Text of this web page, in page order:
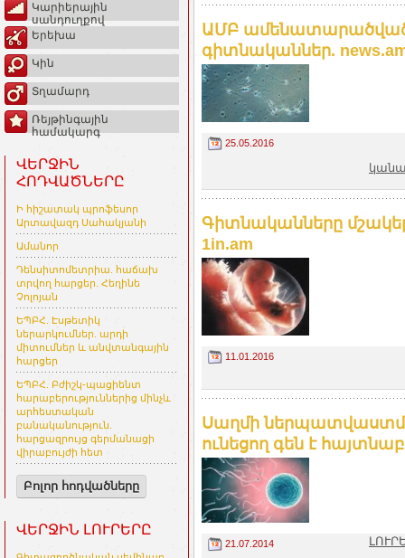
Կարիերային
սանդուղքով
Երեխա
Կին
Տղամարդ
Ռեյթինգային
համակարգ
ՎԵՐՋԻՆ
ՀՈԴՎԱԾՆԵՐԸ
Ի հիշատակ պրոֆեսոր
Արտավազդ Սահակյանի
Ամանոր
Դենսիտոմետրիա. հաճախ
տրվող հարցեր. Հեղինե
Չոլոյան
ԵՊԲՀ. Էսթետիկ
ներարկումներ. արդի
միտումներ և անվտանգային
հարցեր
ԵՊԲՀ. Բժիշկ-պացիենտ
հարաբերություններից մինչև
արհեստական
բանականություն.
հարցազրույց գերմանացի
վիրաբույժի հետ
Բոլոր հոդվածները
ՎԵՐՋԻՆ ԼՈՒՐԵՐԸ
ԱՄԲ
գիտնականներ.
25.05.2016
Գիտնականները մշակել
1in.am
11.01.2016
Սաղմի
ունեցող գեն է
21.07.2014